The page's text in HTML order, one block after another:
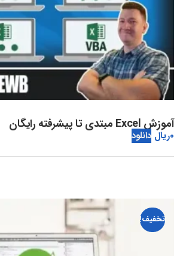
آموزش Excel مبتدی تا پیشرفته رایگان
0ریال دانلود
تخفیف!